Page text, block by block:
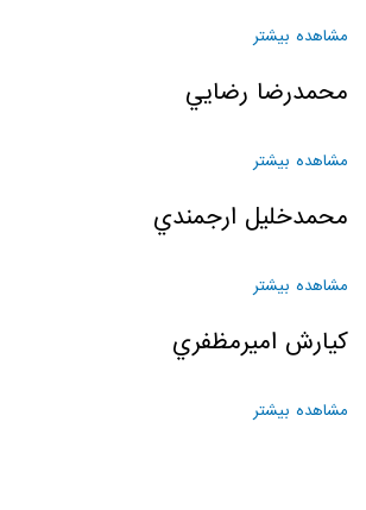
مشاهده بیشتر
محمدرضا رضايي
مشاهده بیشتر
محمدخليل ارجمندي
مشاهده بیشتر
کيارش اميرمظفري
مشاهده بیشتر